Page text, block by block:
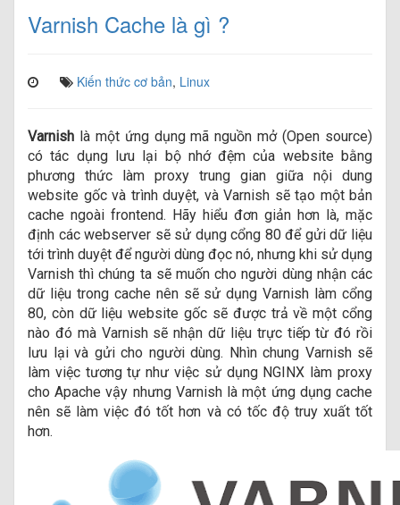
Varnish Cache là gì ?
Kiến thức cơ bản, Linux
Varnish là một ứng dụng mã nguồn mở (Open source)
có tác dụng lưu lại bộ nhớ đệm của website bằng
phương thức làm proxy trung gian giữa nội dung
website gốc và trình duyệt, và Varnish sẽ tạo một bản
cache ngoài frontend. Hãy hiểu đơn giản hơn là, mặc
định các webserver sẽ sử dụng cổng 80 để gửi dữ liệu
tới trình duyệt để người dùng đọc nó, nhưng khi sử dụng
Varnish thì chúng ta sẽ muốn cho người dùng nhận các
dữ liệu trong cache nên sẽ sử dụng Varnish làm cổng
80, còn dữ liệu website gốc sẽ được trả về một cổng
nào đó mà Varnish sẽ nhận dữ liệu trực tiếp từ đó rồi
lưu lại và gửi cho người dùng. Nhìn chung Varnish sẽ
làm việc tương tự như việc sử dụng NGINX làm proxy
cho Apache vậy nhưng Varnish là một ứng dụng cache
nên sẽ làm việc đó tốt hơn và có tốc độ truy xuất tốt
hơn.